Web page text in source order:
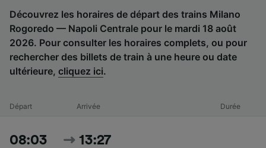
Découvrez les horaires de départ des trains Milano
Rogoredo — Napoli Centrale pour le mardi 18 août
2026. Pour consulter les horaires complets, ou pour
rechercher des billets de train à une heure ou date
ultérieure, cliquez ici.
Départ Arrivée Durée
08:03 13:27